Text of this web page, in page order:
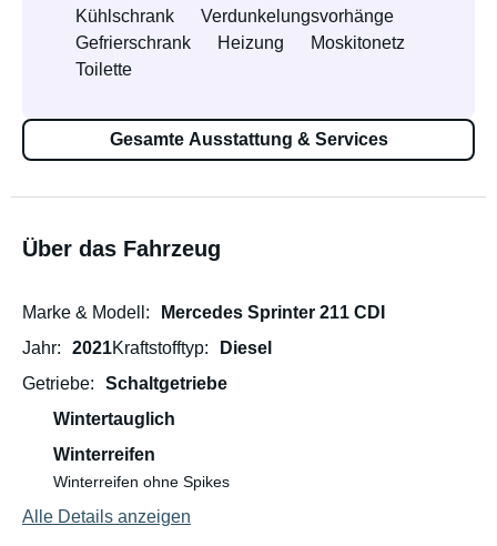
Kühlschrank
Verdunkelungsvorhänge
Gefrierschrank
Heizung
Moskitonetz
Toilette
Gesamte Ausstattung & Services
Über das Fahrzeug
Marke & Modell
Mercedes Sprinter 211 CDI
Jahr
2021Kraftstofftyp
Diesel
Getriebe
Schaltgetriebe
Wintertauglich
Winterreifen
Winterreifen ohne Spikes
Alle Details anzeigen